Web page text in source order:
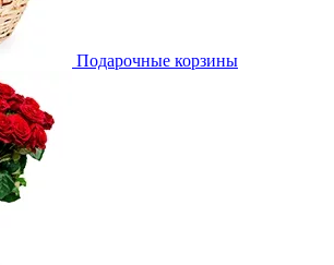
Подарочные корзины